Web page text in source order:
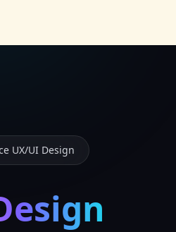
UX/UI Design